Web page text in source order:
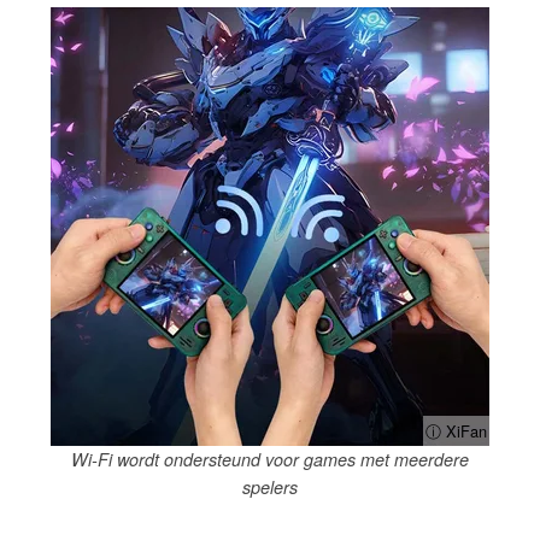
ⓘ XiFan
Wi-Fi wordt ondersteund voor games met meerdere
spelers